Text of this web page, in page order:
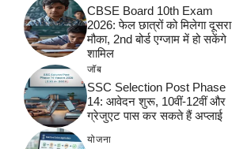
CBSE Board 10th Exam
2026: फेल छात्रों को मिलेगा दूसरा
मौका, 2nd बोर्ड एग्जाम में हो सकेंगे
शामिल
जॉब
SSC Selection Post Phase
14: आवेदन शुरू, 10वीं-12वीं और
ग्रेजुएट पास कर सकते हैं अप्लाई
योजना